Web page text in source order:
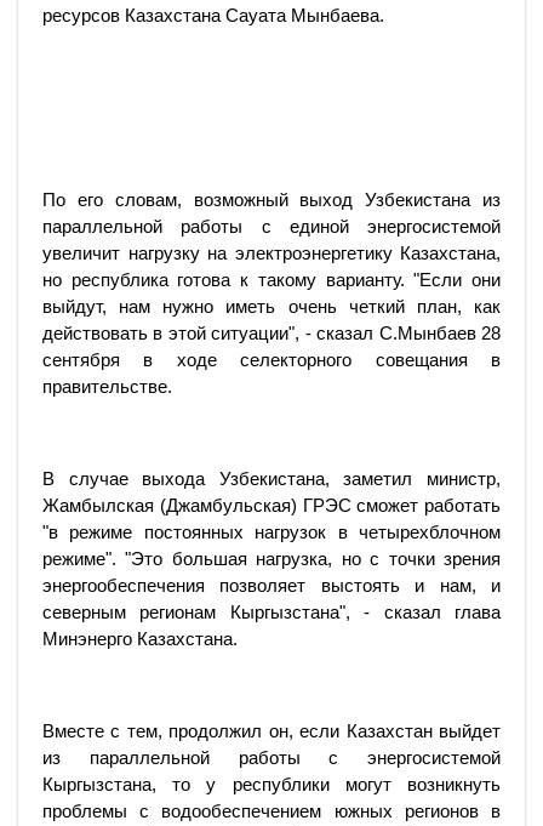
ресурсов Казахстана Сауата Мынбаева.
По его словам, возможный выход Узбекистана из
параллельной работы с единой энергосистемой
увеличит нагрузку на электроэнергетику Казахстана,
но республика готова к такому варианту. "Если они
выйдут, нам нужно иметь очень четкий план, как
действовать в этой ситуации", - сказал С.Мынбаев 28
сентября в ходе селекторного совещания в
правительстве.
В случае выхода Узбекистана, заметил министр,
Жамбылская (Джамбульская) ГРЭС сможет работать
"в режиме постоянных нагрузок в четырехблочном
режиме". "Это большая нагрузка, но с точки зрения
энергообеспечения позволяет выстоять и нам, и
северным регионам Кыргызстана", - сказал глава
Минэнерго Казахстана.
Вместе с тем, продолжил он, если Казахстан выйдет
из параллельной работы с энергосистемой
Кыргызстана, то у республики могут возникнуть
проблемы с водообеспечением южных регионов в